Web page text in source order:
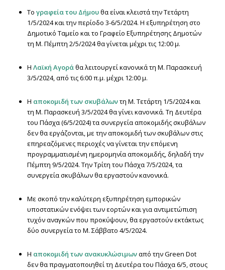
Το γραφεία του Δήμουθα είναι κλειστά την Τετάρτη
1/5/2024 και την περίοδο 3-6/5/2024. Η εξυπηρέτηση στο
Δημοτικό Ταμείο και το Γραφείο Εξυπηρέτησης Δημοτών
τη Μ. Πέμπτη 2/5/2024 θα γίνεται μέχρι τις 12:00 μ.
Η Λαϊκή Αγοράθα λειτουργεί κανονικά τη Μ. Παρασκευή
3/5/2024, από τις 6:00 π.μ. μέχρι 12:00 μ.
Η αποκομιδή των σκυβάλωντη Μ. Τετάρτη 1/5/2024 και
τη Μ. Παρασκευή 3/5/2024 θα γίνει κανονικά. Τη Δευτέρα
του Πάσχα (6/5/2024) τα συνεργεία αποκομιδής σκυβάλων
δεν θα εργάζονται, με την αποκομιδή των σκυβάλων στις
επηρεαζόμενες περιοχές να γίνεται την επόμενη
προγραμματισμένη ημερομηνία αποκομιδής, δηλαδή την
Πέμπτη 9/5/2024. Την Τρίτη του Πάσχα 7/5/2024, τα
συνεργεία σκυβάλων θα εργαστούν κανονικά.
Με σκοπό την καλύτερη εξυπηρέτηση εμπορικών
υποστατικών ενόψει των εορτών και για αντιμετώπιση
τυχόν αναγκών που προκύψουν, θα εργαστούν εκτάκτως
δύο συνεργεία το Μ. Σάββατο 4/5/2024.
Η αποκομιδή των ανακυκλώσιμωναπό την Green Dot
δεν θα πραγματοποιηθεί τη Δευτέρα του Πάσχα 6/5, στους